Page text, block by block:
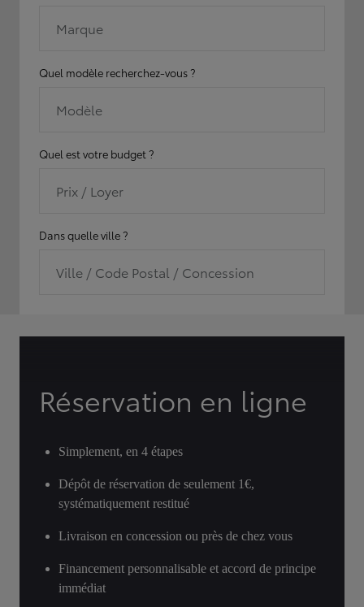
Marque
Quel modèle recherchez-vous ?
Modèle
Quel est votre budget ?
Prix / Loyer
Dans quelle ville ?
Ville / Code Postal / Concession
Réservation en ligne
Simplement, en 4 étapes
Dépôt de réservation de seulement 1€,
systématiquement restitué
Livraison en concession ou près de chez vous
Financement personnalisable et accord de principe
immédiat